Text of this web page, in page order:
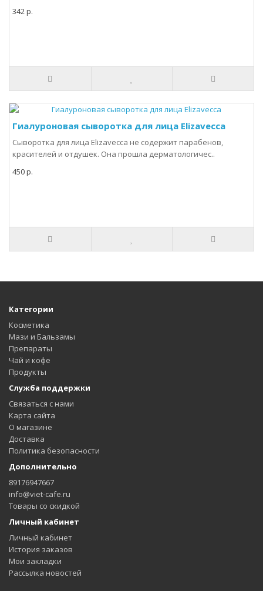
342 р.
Гиалуроновая сыворотка для лица Elizavecca
Сыворотка для лица Elizavecca не содержит парабенов,
красителей и отдушек. Она прошла дерматологичес..
450 р.
Категории
Косметика
Мази и Бальзамы
Препараты
Чай и кофе
Продукты
Служба поддержки
Связаться с нами
Карта сайта
О магазине
Доставка
Политика безопасности
Дополнительно
89176947667
info@viet-cafe.ru
Товары со скидкой
Личный кабинет
Личный кабинет
История заказов
Мои закладки
Рассылка новостей